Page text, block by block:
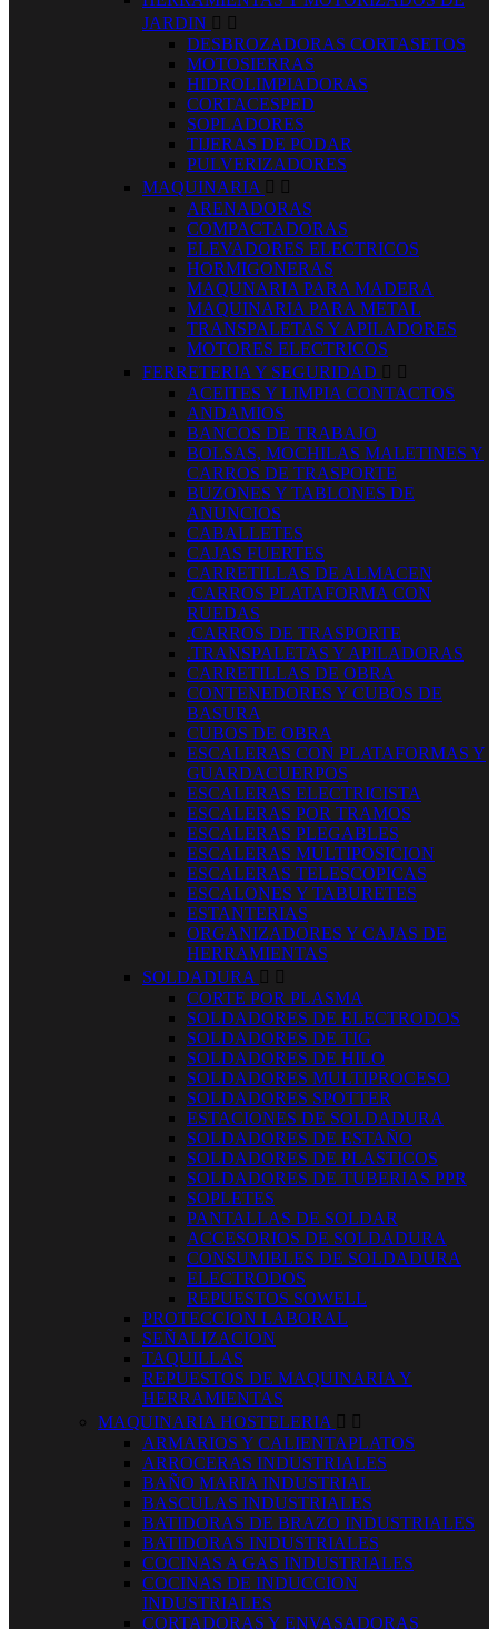
JARDIN  
DESBROZADORAS CORTASETOS
MOTOSIERRAS
HIDROLIMPIADORAS
CORTACESPED
SOPLADORES
TIJERAS DE PODAR
PULVERIZADORES
MAQUINARIA  
ARENADORAS
COMPACTADORAS
ELEVADORES ELECTRICOS
HORMIGONERAS
MAQUNARIA PARA MADERA
MAQUINARIA PARA METAL
TRANSPALETAS Y APILADORES
MOTORES ELECTRICOS
FERRETERIA Y SEGURIDAD  
ACEITES Y LIMPIA CONTACTOS
ANDAMIOS
BANCOS DE TRABAJO
BOLSAS, MOCHILAS MALETINES Y
CARROS DE TRASPORTE
BUZONES Y TABLONES DE
ANUNCIOS
CABALLETES
CAJAS FUERTES
CARRETILLAS DE ALMACEN
.CARROS PLATAFORMA CON
RUEDAS
.CARROS DE TRASPORTE
.TRANSPALETAS Y APILADORAS
CARRETILLAS DE OBRA
CONTENEDORES Y CUBOS DE
BASURA
CUBOS DE OBRA
ESCALERAS CON PLATAFORMAS Y
GUARDACUERPOS
ESCALERAS ELECTRICISTA
ESCALERAS POR TRAMOS
ESCALERAS PLEGABLES
ESCALERAS MULTIPOSICION
ESCALERAS TELESCOPICAS
ESCALONES Y TABURETES
ESTANTERIAS
ORGANIZADORES Y CAJAS DE
HERRAMIENTAS
SOLDADURA  
CORTE POR PLASMA
SOLDADORES DE ELECTRODOS
SOLDADORES DE TIG
SOLDADORES DE HILO
SOLDADORES MULTIPROCESO
SOLDADORES SPOTTER
ESTACIONES DE SOLDADURA
SOLDADORES DE ESTAÑO
SOLDADORES DE PLASTICOS
SOLDADORES DE TUBERIAS PPR
SOPLETES
PANTALLAS DE SOLDAR
ACCESORIOS DE SOLDADURA
CONSUMIBLES DE SOLDADURA
ELECTRODOS
REPUESTOS SOWELL
PROTECCION LABORAL
SEÑALIZACION
TAQUILLAS
REPUESTOS DE MAQUINARIA Y
HERRAMIENTAS
MAQUINARIA HOSTELERIA  
ARMARIOS Y CALIENTAPLATOS
ARROCERAS INDUSTRIALES
BAÑO MARIA INDUSTRIAL
BASCULAS INDUSTRIALES
BATIDORAS DE BRAZO INDUSTRIALES
BATIDORAS INDUSTRIALES
COCINAS A GAS INDUSTRIALES
COCINAS DE INDUCCION
INDUSTRIALES
CORTADORAS Y ENVASADORAS